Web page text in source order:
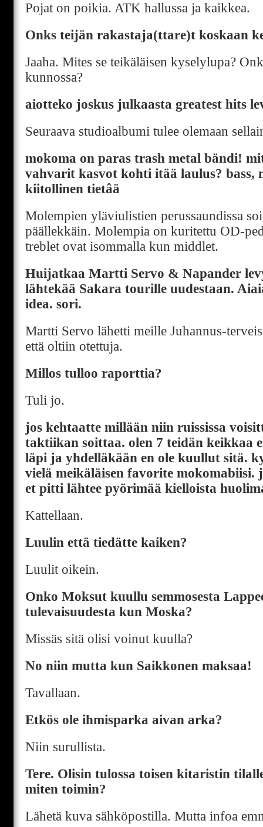
Pojat on poikia. ATK hallussa ja kaikkea.
Onks teijän rakastaja(ttare)t koskaan
Jaaha. Mites se teikäläisen kyselylupa?
kunnossa?
aiotteko joskus julkaasta greatest hits
Seuraava studioalbumi tulee olemaan
mokoma on paras trash metal bändi!
vahvarit kasvot kohti itää laulus? bass,
kiitollinen tietâä
Molempien yläviulistien perussaundissa
päällekkäin. Molempia on kuritettu OD-
treblet ovat isommalla kun middlet.
Huijatkaa Martti Servo & Napander
lähtekää Sakara tourille uudestaan.
idea. sori.
Martti Servo lähetti meille Juhannus-
että oltiin otettuja.
Millos tulloo raporttia?
Tuli jo.
jos kehtaatte millään niin ruississa
taktiikan soittaa. olen 7 teidän keikkaa
läpi ja yhdelläkään en ole kuullut sitä.
vielä meikäläisen favorite mokomabiisi.
et pitti lähtee pyörimää kielloista
Kattellaan.
Luulin että tiedätte kaiken?
Luulit oikein.
Onko Moksut kuullu semmosesta
tulevaisuudesta kun Moska?
Missäs sitä olisi voinut kuulla?
No niin mutta kun Saikkonen maksaa!
Tavallaan.
Etkös ole ihmisparka aivan arka?
Niin surullista.
Tere. Olisin tulossa toisen kitaristin
miten toimin?
Lähetä kuva sähköpostilla. Mutta infoa